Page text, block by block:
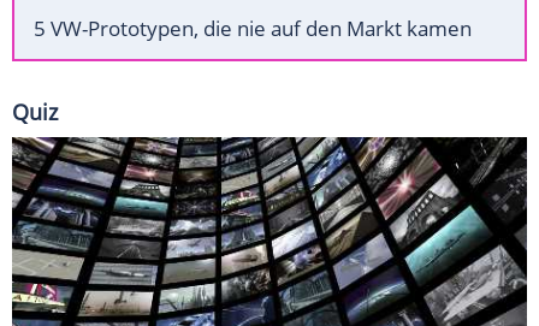
5 VW-Prototypen, die nie auf den Markt kamen
Quiz